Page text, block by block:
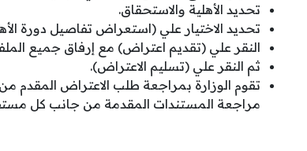
تحديد الأهلية والاستحقاق.
تحديد الاختيار علي (استعراض تفاصيل دورة
النقر علي (تقديم اعتراض) مع إرفاق جميع
ثم النقر علي (تسليم الاعتراض).
تقوم الوزارة بمراجعة طلب الاعتراض
مراجعة المستندات المقدمة من جانب كل